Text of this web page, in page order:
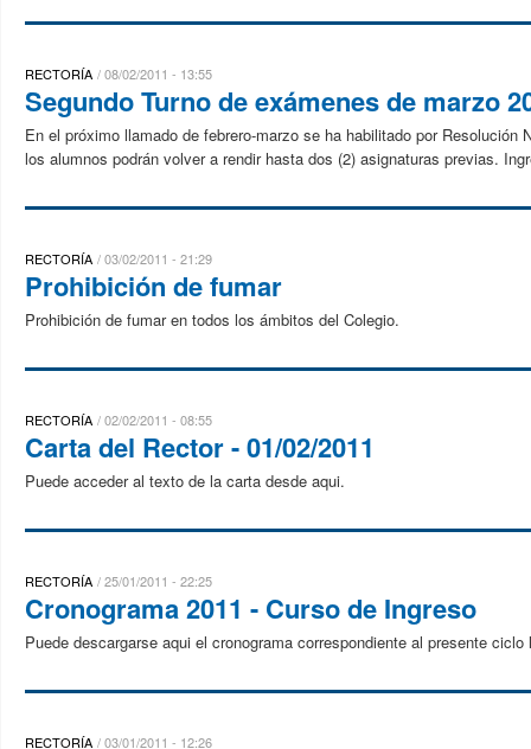
RECTORÍA 08/02/2011 - 13:55
Segundo Turno de exámenes de marzo
En el próximo llamado de febrero-marzo se ha habilitado por
los alumnos podrán volver a rendir hasta dos (2) asignaturas previas.
RECTORÍA 03/02/2011 - 21:29
Prohibición de fumar
Prohibición de fumar en todos los ámbitos del Colegio.
RECTORÍA 02/02/2011 - 08:55
Carta del Rector - 01/02/2011
Puede acceder al texto de la carta desde aqui.
RECTORÍA 25/01/2011 - 22:25
Cronograma 2011 - Curso de Ingreso
Puede descargarse aqui el cronograma correspondiente al presente
RECTORÍA 03/01/2011 - 12:26